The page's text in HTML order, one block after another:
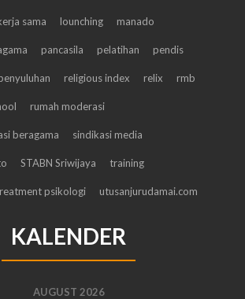
sama lounching manado
pancasila pelatihan pendis
religious index relix rmb
rumah moderasi
beragama sindikasi media
STABN Sriwijaya training
psikologi utusanjurudamai.com
KALENDER
AUGUST 2026